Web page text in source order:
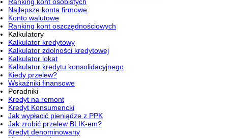
Najlepsze konta firmowe
Konto walutowe
Ranking kont oszczędnościowych
Kalkulatory
Kalkulator kredytowy
Kalkulator zdolności kredytowej
Kalkulator lokat
Kalkulator kredytu konsolidacyjnego
Kiedy przelew?
Wskaźniki finansowe
Poradniki
Kredyt na remont
Kredyt Konsumencki
Jak wypłacić pieniądze z PPK
Jak zrobić przelew BLIK-em?
Kredyt denominowany